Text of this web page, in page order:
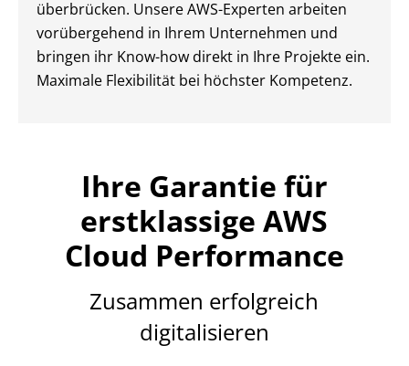
überbrücken. Unsere AWS-Experten arbeiten
vorübergehend in Ihrem Unternehmen und
bringen ihr Know-how direkt in Ihre Projekte ein.
Maximale Flexibilität bei höchster Kompetenz.
Ihre Garantie für
erstklassige AWS
Cloud Performance
Zusammen erfolgreich
digitalisieren